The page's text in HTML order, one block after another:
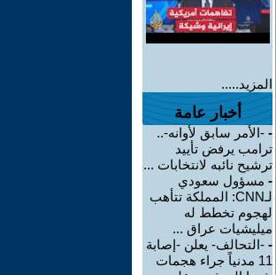
المزيد.....
أخبار عامة
- -الأمر سابق لأوانه-..
ترامب يرفض تأييد
ترشيح نائبه لانتخابات ...
- مسؤول سعودي
لـCNN: المملكة تتأهب
لهجوم تخطط له
ميليشيات عراق ...
- -التحالف- يعلن -إصابة
11 مدنياً جراء هجمات